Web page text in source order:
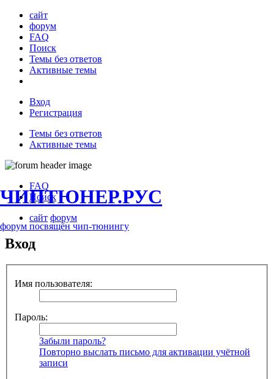
сайт
форум
FAQ
Поиск
Темы без ответов
Активные темы
Вход
Регистрация
Темы без ответов
Активные темы
ЧИПТЮНЕР.РУС
форум посвящён чип-тюнингу
FAQ
Поиск
сайт форум
Вход
Имя пользователя:
Пароль:
Забыли пароль?
Повторно выслать письмо для активации учётной
записи